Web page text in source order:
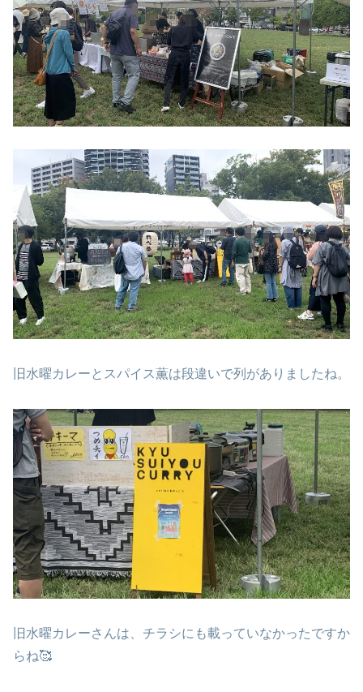
旧水曜カレーとスパイス薫は段違いで列がありましたね。
旧水曜カレーさんは、チラシにも載っていなかったですか
らね🥰